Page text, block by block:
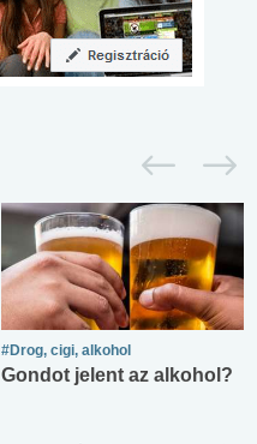
#Drog, cigi, alkohol
Gondot jelent az alkohol?